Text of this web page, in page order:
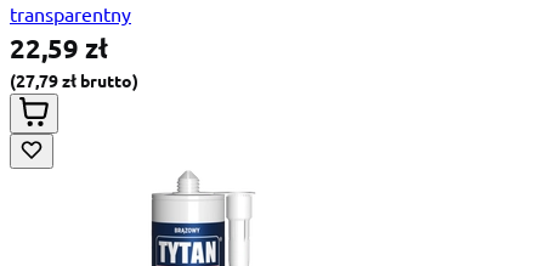
transparentny
27,79 zł
22,59 zł